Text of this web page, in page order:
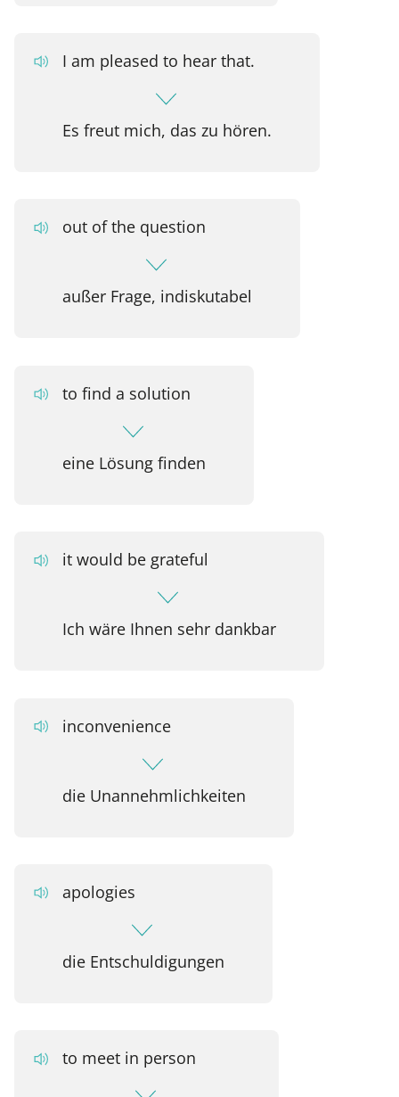
I am pleased to hear that.
Es freut mich, das zu hören.
out of the question
außer Frage, indiskutabel
to find a solution
eine Lösung finden
it would be grateful
Ich wäre Ihnen sehr dankbar
inconvenience
die Unannehmlichkeiten
apologies
die Entschuldigungen
to meet in person